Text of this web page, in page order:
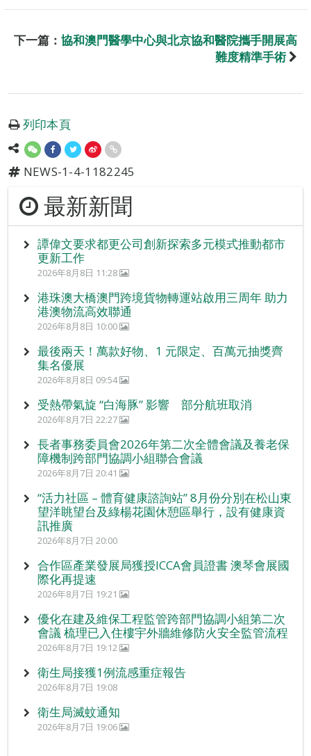
下一篇： 協和澳門醫學中心與北京協和醫院攜手開展高
難度精準手術
列印本頁
NEWS-1-4-1182245
最新新聞
譚偉文要求都更公司創新探索多元模式推動都市
更新工作
2026年8月8日 11:28
港珠澳大橋澳門跨境貨物轉運站啟用三周年 助力
港澳物流高效聯通
2026年8月8日 10:00
最後兩天！萬款好物、1 元限定、百萬元抽獎齊
集名優展
2026年8月8日 09:54
受熱帶氣旋 “白海豚” 影響 部分航班取消
2026年8月7日 22:27
長者事務委員會2026年第二次全體會議及養老保
障機制跨部門協調小組聯合會議
2026年8月7日 20:41
“活力社區 – 體育健康諮詢站” 8月份分別在松山東
望洋眺望台及綠楊花園休憩區舉行，設有健康資
訊推廣
2026年8月7日 20:00
合作區產業發展局獲授ICCA會員證書 澳琴會展國
際化再提速
2026年8月7日 19:21
優化在建及維保工程監管跨部門協調小組第二次
會議 梳理已入住樓宇外牆維修防火安全監管流程
2026年8月7日 19:12
衛生局接獲1例流感重症報告
2026年8月7日 19:08
衛生局滅蚊通知
2026年8月7日 19:06